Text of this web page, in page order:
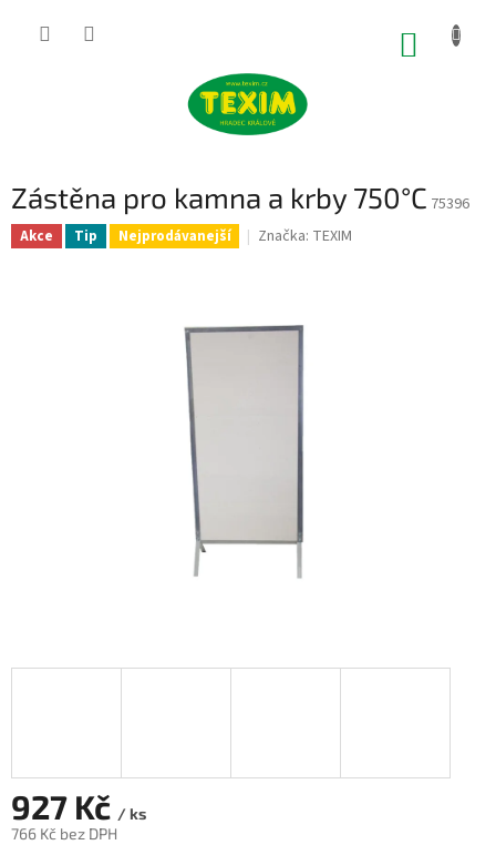
Zástěna pro kamna a krby 750°C 75396
Akce Tip Nejprodávanejší Značka: TEXIM
927 Kč / ks
766 Kč bez DPH